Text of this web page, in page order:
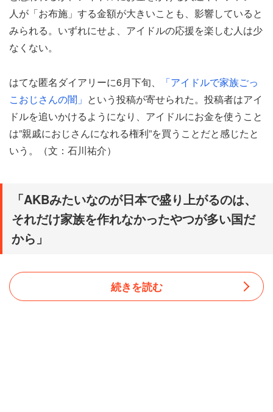
人が「お布施」する金額が大きいことも、影響していると
みられる。いずれにせよ、アイドルの応援を楽しむ人は少
なくない。
はてな匿名ダイアリーに6月下旬、
「アイドルで家族ごっ
こおじさんの闇」 という投稿が寄せられた。投稿者はアイ
ドルを追いかけるようになり、アイドルにお金を使うこと
は”親戚におじさんになれる権利”を買うことだと感じたと
いう。（文：石川祐介）
「AKBみたいなのが日本で盛り上がるのは、
それだけ家族を作れなかったやつが多い国だ
から」
続きを読む